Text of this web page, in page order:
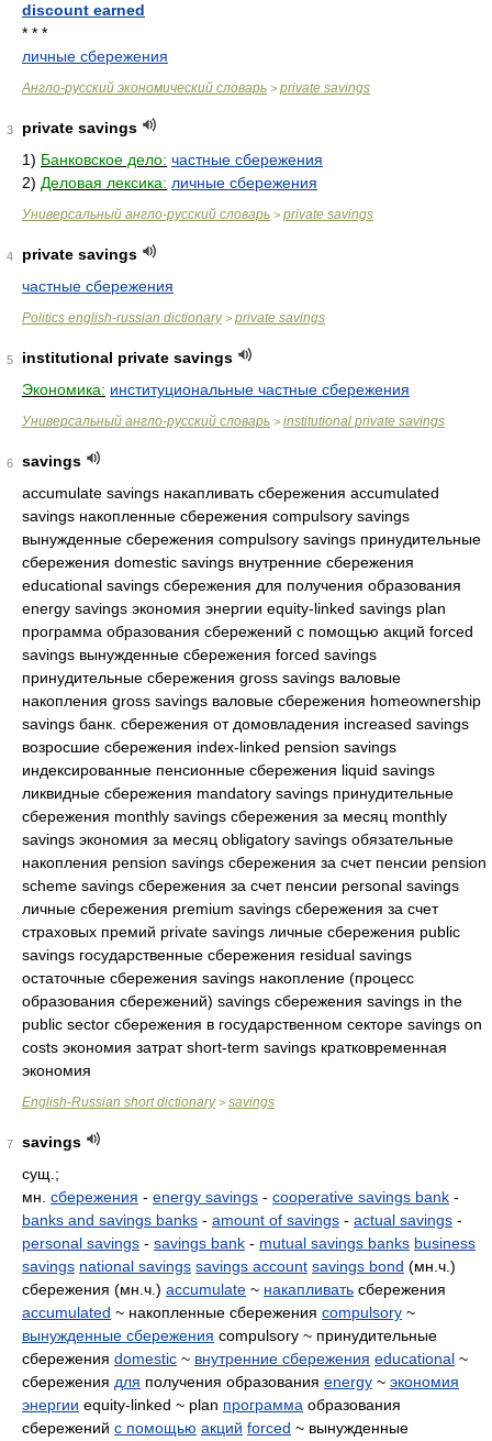
discount earned
* * *
личные сбережения
Англо-русский экономический словарь > private savings
3
private savings
1) Банковское дело: частные сбережения
2) Деловая лексика: личные сбережения
Универсальный англо-русский словарь > private savings
4
private savings
частные сбережения
Politics english-russian dictionary> private savings
5
institutional private savings
Экономика: институциональные частные сбережения
Универсальный англо-русский словарь > institutional private savings
6
savings
accumulate savings накапливать сбережения accumulated
savings накопленные сбережения compulsory savings
вынужденные сбережения compulsory savings принудительные
сбережения domestic savings внутренние сбережения
educational savings сбережения для получения образования
energy savings экономия энергии equity-linked savings plan
программа образования сбережений с помощью акций forced
savings вынужденные сбережения forced savings
принудительные сбережения gross savings валовые
накопления gross savings валовые сбережения homeownership
savings банк. сбережения от домовладения increased savings
возросшие сбережения index-linked pension savings
индексированные пенсионные сбережения liquid savings
ликвидные сбережения mandatory savings принудительные
сбережения monthly savings сбережения за месяц monthly
savings экономия за месяц obligatory savings обязательные
накопления pension savings сбережения за счет пенсии pension
scheme savings сбережения за счет пенсии personal savings
личные сбережения premium savings сбережения за счет
страховых премий private savings личные сбережения public
savings государственные сбережения residual savings
остаточные сбережения savings накопление (процесс
образования сбережений) savings сбережения savings in the
public sector сбережения в государственном секторе savings on
costs экономия затрат short-term savings кратковременная
экономия
English-Russian short dictionary> savings
7
savings
сущ.;
мн. сбережения - energy savings - cooperative savings bank -
banks and savings banks - amount of savings - actual savings -
personal savings - savings bank - mutual savings banks business
savings national savings savings account savings bond (мн.ч.)
сбережения (мн.ч.) accumulate ~ накапливать сбережения
accumulated ~ накопленные сбережения compulsory ~
вынужденные сбережения compulsory ~ принудительные
сбережения domestic ~ внутренние сбережения educational ~
сбережения для получения образования energy ~ экономия
энергии equity-linked ~ plan программа образования
сбережений с помощью акций forced ~ вынужденные